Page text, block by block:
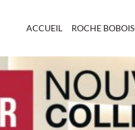
ACCUEIL ROCHE BOBOIS